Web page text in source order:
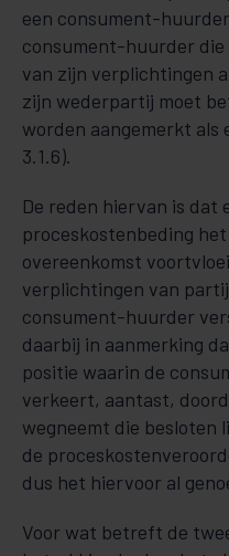
een consument-
consument-huurder
van zijn verplichtingen
zijn wederpartij moet
worden aangemerkt als
3.1.6).
De reden hiervan is dat
proceskostenbeding
overeenkomst
verplichtingen van
consument-huurder
daarbij in aanmerking
positie waarin de
verkeert, aantast,
wegneemt die besloten
de
dus het hiervoor al
Voor wat betreft de